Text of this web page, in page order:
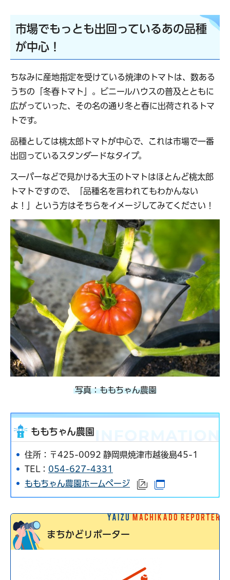
市場でもっとも出回っているあの品種
が中心！
ちなみに産地指定を受けている焼津のトマトは、数ある
うちの「冬春トマト」。ビニールハウスの普及とともに
広がっていった、その名の通り冬と春に出荷されるトマ
トです。
品種としては桃太郎トマトが中心で、これは市場で一番
出回っているスタンダードなタイプ。
スーパーなどで見かける大玉のトマトはほとんど桃太郎
トマトですので、「品種名を言われてもわかんない
よ！」という方はそちらをイメージしてみてください！
写真：ももちゃん農園
ももちゃん農園
住所：〒425-0092 静岡県焼津市越後島45-1
TEL： 054-627-4331
ももちゃん農園ホームページ
まちかどリポーター